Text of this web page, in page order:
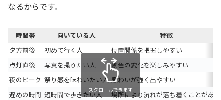
なるからです。
時間帯 向いている人
特徴
夕方前後
初めて行く人
位置関係を把握しやすい
点灯直後
写真を撮りたい人
景色の変化を楽しみやすい
夜のピーク 祭り感を味わいたい人 賑わいが強く出やすい
遅めの時間 短時間で歩きたい人 場所により流れが落ち着くことがある
スクロールできます